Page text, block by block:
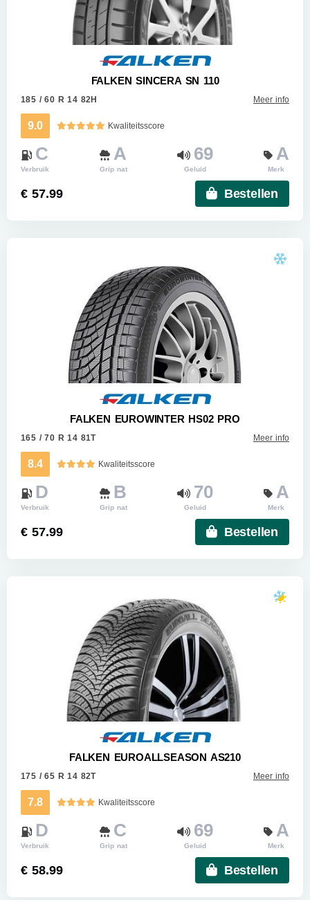
FALKEN SINCERA SN 110
185 / 60 R 14 82H Meer info
9.0 Kwaliteitsscore
C
Verbruik
A
Grip nat
69
Geluid
A
Merk
€ 57.99 Bestellen
FALKEN EUROWINTER HS02 PRO
165 / 70 R 14 81T Meer info
8.4 Kwaliteitsscore
D
Verbruik
B
Grip nat
70
Geluid
A
Merk
€ 57.99 Bestellen
FALKEN EUROALLSEASON AS210
175 / 65 R 14 82T Meer info
7.8 Kwaliteitsscore
D
Verbruik
C
Grip nat
69
Geluid
A
Merk
€ 58.99 Bestellen